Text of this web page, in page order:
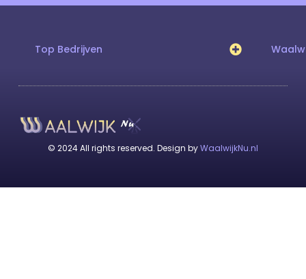
Top Bedrijven
© 2024 All rights reserved. Design byWaalwijkNu.nl